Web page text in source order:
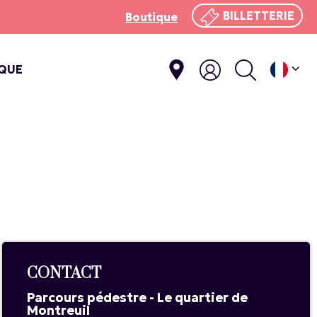
Boutique BILLETTERIE
CONTACT
Parcours pédestre - Le quartier de
Montreuil